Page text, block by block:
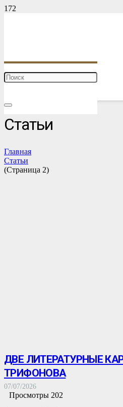
Статьи
Главная
Статьи
(Страница 2)
ДВЕ ЛИТЕРАТУРНЫЕ
ТРИФОНОВА
07/07/2026
Просмотры 202